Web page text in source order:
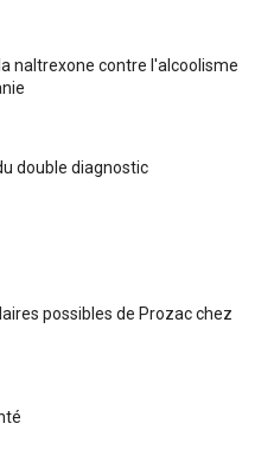
naltrexone contre l'alcoolisme
double diagnostic
possibles de Prozac chez